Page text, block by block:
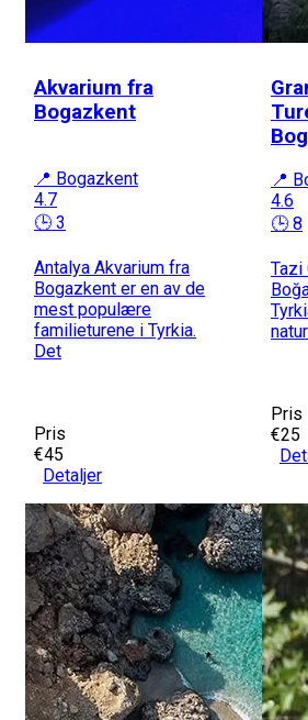
Akvarium fra
Bogazkent
📍 Bogazkent
4.7
🕒 3
Antalya Akvarium fra
Bogazkent er en av de
mest populære
familieturene i Tyrkia.
Det
Pris
€45
Detaljer
📍
4.6
🕒 8
Tazi
Pris
€25